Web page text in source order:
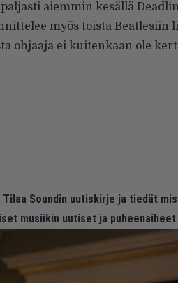
paljasti aiemmin kesällä
myös toista Beatlesiin
ohjaaja ei kuitenkaan ole
Tilaa Soundin uutiskirje ja tiedät
musiikin uutiset ja